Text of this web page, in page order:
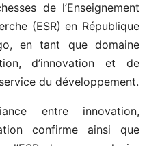
de l’Enseignement
(ESR) en République
en tant que domaine
d’innovation et de
du développement.
entre innovation,
confirme ainsi que